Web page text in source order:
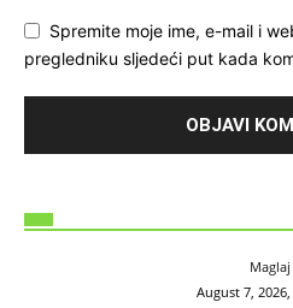
Spremite moje ime, e-mail i
pregledniku sljedeći put kada
Maglaj
August 7,